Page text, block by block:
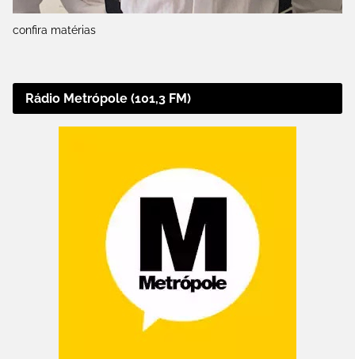
confira matérias
Rádio Metrópole (101,3 FM)